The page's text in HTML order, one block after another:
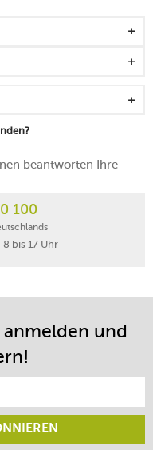
beantworten Ihre
100
bis 17 Uhr
und